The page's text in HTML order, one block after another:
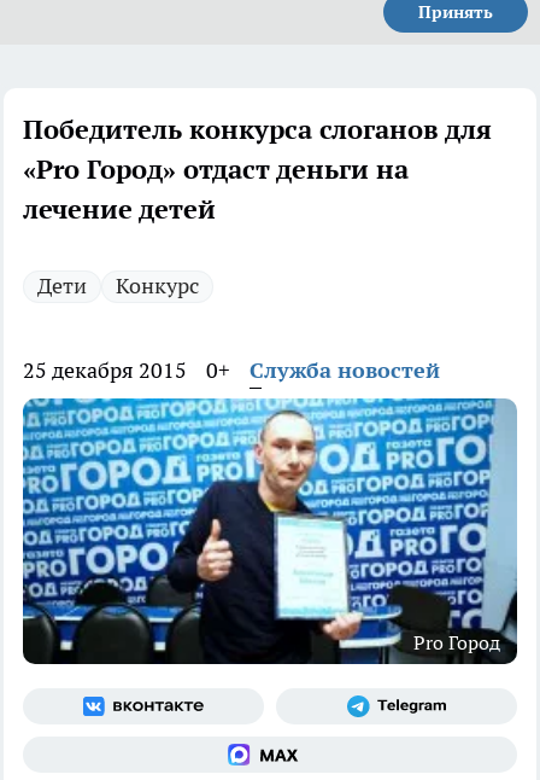
Принять
Победитель конкурса слоганов для
«Pro Город» отдаст деньги на
лечение детей
Дети Конкурс
25 декабря 2015 0+ Служба новостей
Pro Город